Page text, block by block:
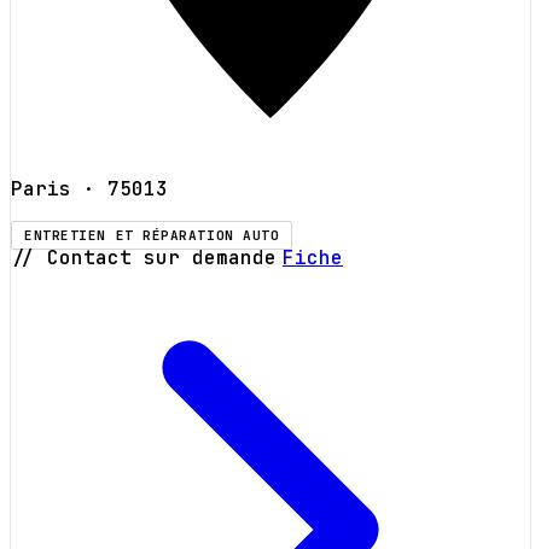
Paris · 75013
ENTRETIEN ET RÉPARATION AUTO
// Contact sur demande Fiche